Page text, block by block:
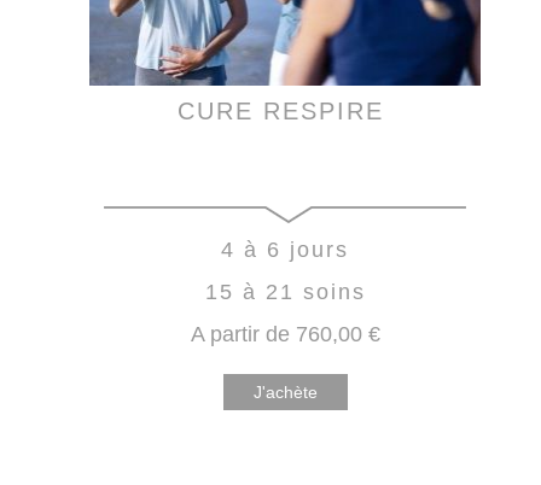
CURE RESPIRE
4 à 6 jours
15 à 21 soins
A partir de 760,00 €
J'achète